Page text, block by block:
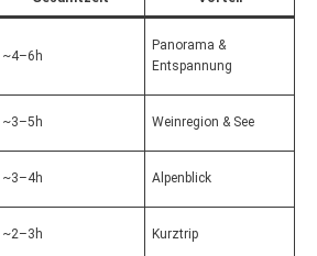
~4–6h
Panorama &
Entspannung
~3–5h Weinregion & See
~3–4h Alpenblick
~2–3h Kurztrip